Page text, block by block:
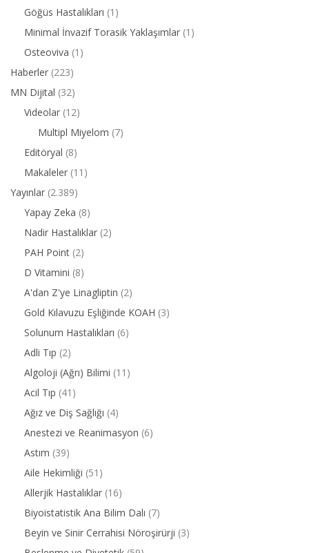
Göğüs Hastalıkları (1)
Minimal İnvazif Torasik Yaklaşımlar (1)
Osteoviva (1)
Haberler (223)
MN Dijital (32)
Videolar (12)
Multipl Miyelom (7)
Editöryal (8)
Makaleler (11)
Yayınlar (2.389)
Yapay Zeka (8)
Nadir Hastalıklar (2)
PAH Point (2)
D Vitamini (8)
A'dan Z'ye Linagliptin (2)
Gold Kılavuzu Eşliğinde KOAH (3)
Solunum Hastalıkları (6)
Adli Tıp (2)
Algoloji (Ağrı) Bilimi (11)
Acil Tıp (41)
Ağız ve Diş Sağlığı (4)
Anestezi ve Reanimasyon (6)
Astım (39)
Aile Hekimliği (51)
Allerjik Hastalıklar (16)
Biyoistatistik Ana Bilim Dalı (7)
Beyin ve Sinir Cerrahisi Nöroşirürji (3)